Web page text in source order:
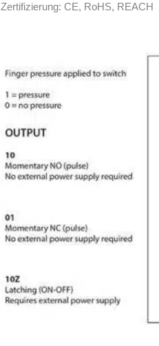
Zertifizierung: CE, RoHS, REACH